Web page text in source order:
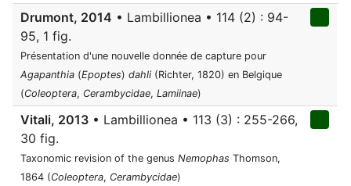
Drumont, 2014 • Lambillionea • 114 (2) : 94-
95, 1 fig.
Présentation d'une nouvelle donnée de capture pour
Agapanthia (Epoptes) dahli (Richter, 1820) en Belgique
(Coleoptera, Cerambycidae, Lamiinae)
Vitali, 2013 • Lambillionea • 113 (3) : 255-266,
30 fig.
Taxonomic revision of the genus Nemophas Thomson,
1864 (Coleoptera, Cerambycidae)